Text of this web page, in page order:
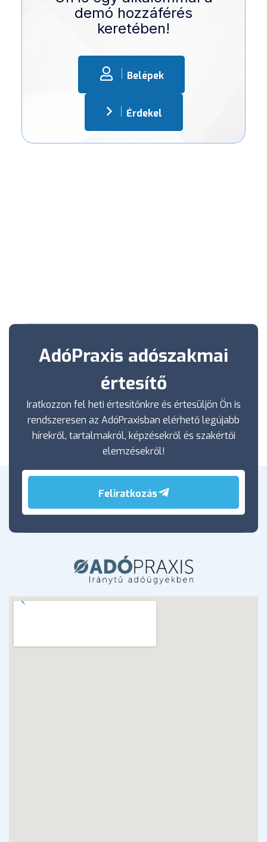
demó hozzáférés
keretében!
Belépek
Érdekel
AdóPraxis adószakmai
értesítő
Iratkozzon fel heti értesítőnkre és értesüljön Ön is
rendszeresen az AdóPraxisban elérhető legújabb
hírekről, tartalmakról, képzésekről és szakértői
elemzésekről!
Feliratkozás